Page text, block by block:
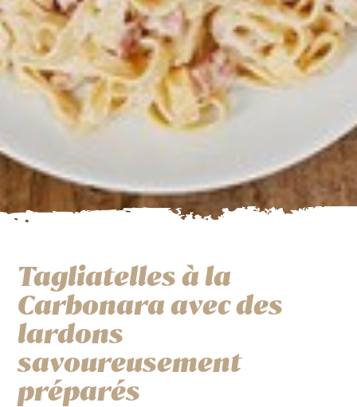
Tagliatelles à la
Carbonara avec des
lardons
savoureusement
préparés